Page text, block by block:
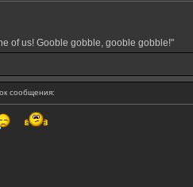
of us! Gooble gobble, gooble gobble!"
сообщения: